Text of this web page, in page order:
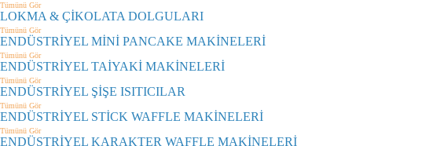
Tümünü Gör
LOKMA & ÇİKOLATA DOLGULARI
Tümünü Gör
ENDÜSTRİYEL MİNİ PANCAKE MAKİNELERİ
Tümünü Gör
ENDÜSTRİYEL TAİYAKİ MAKİNELERİ
Tümünü Gör
ENDÜSTRİYEL ŞİŞE ISITICILAR
Tümünü Gör
ENDÜSTRİYEL STİCK WAFFLE MAKİNELERİ
Tümünü Gör
ENDÜSTRİYEL KARAKTER WAFFLE MAKİNELERİ